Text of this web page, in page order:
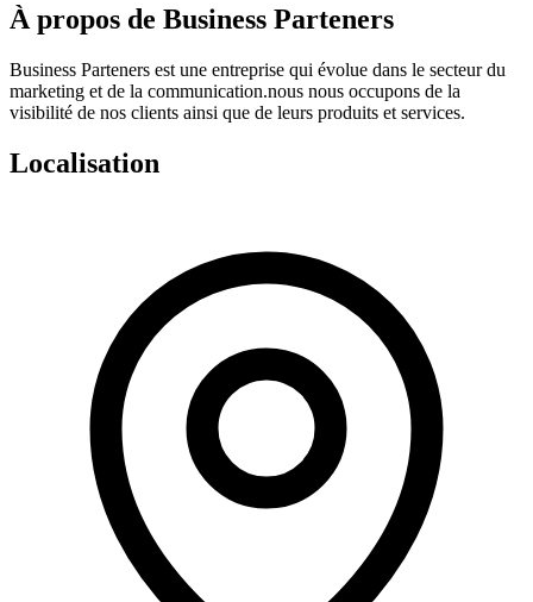
À propos de Business Parteners
Business Parteners est une entreprise qui évolue dans le secteur du
marketing et de la communication.nous nous occupons de la
visibilité de nos clients ainsi que de leurs produits et services.
Localisation